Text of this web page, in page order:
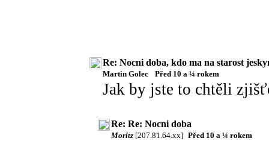
Re: Nocni doba, kdo ma na starost
Martin Golec Před 10 a ¼ rokem
Jak by jste to chtěli
Re: Re: Nocni doba
Moritz [207.81.64.xx] Před 10 a ¼ rokem